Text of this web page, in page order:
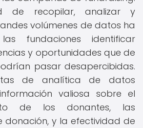
de recopilar, analizar y
volúmenes de datos ha
fundaciones identificar
y oportunidades que de
pasar desapercibidas.
de analítica de datos
valiosa sobre el
de los donantes, las
donación, y la efectividad de